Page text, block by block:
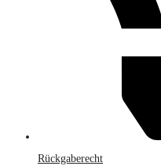
Rückgaberecht